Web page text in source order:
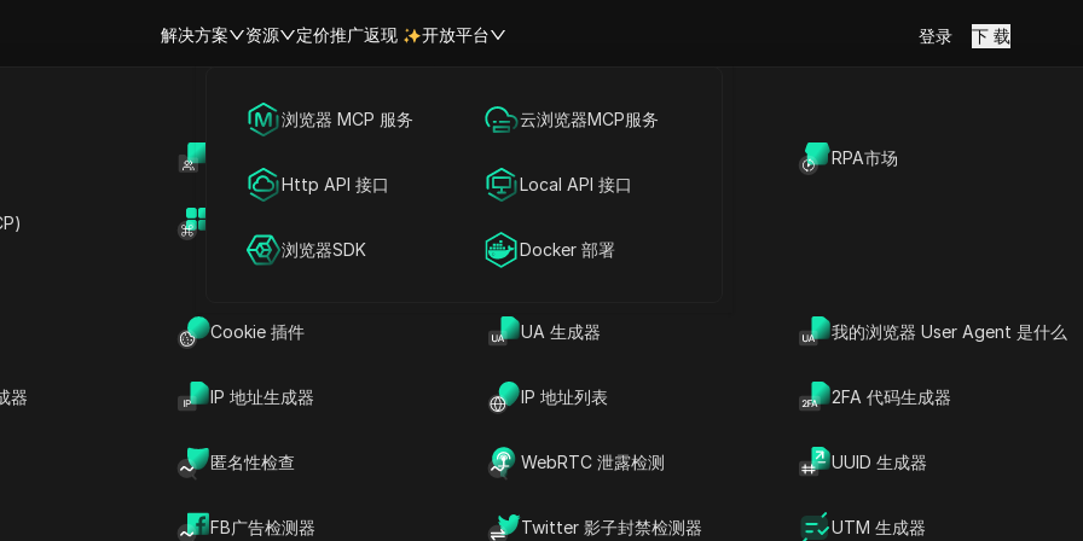
解决方案
海外社媒营销
广告投放
账号共享
资源
RPA市场
Cookie 插件 UA 生成器 我的浏览器 User Agent 是什么
器 IP 地址生成器 IP 地址列表 2FA 代码生成器
匿名性检查 WebRTC 泄露检测 UUID 生成器
FB广告检测器 Twitter 影子封禁检测器 UTM 生成器
定价推广返现 开放平台
浏览器 MCP 服务 云浏览器MCP服务
Http API 接口 Local API 接口
浏览器SDK Docker 部署
登录 下 载
、其功能、重要性及有效实施方法的全面探讨。
封禁爬虫或自动化工具的难度。DICloak确保您的在线活动保持隐秘和
有效的IP地址轮换策略
掌握Python中的IP地址轮换
轮换策略
用于高效网络爬虫的IP轮换
重要见解
号封禁，安全管理多帐号